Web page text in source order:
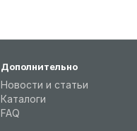
Дополнительно
Новости и статьи
Каталоги
FAQ